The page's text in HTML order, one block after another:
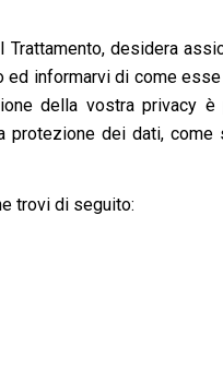
Trattamento, desidera
informarvi di come
della vostra privacy è
dei dati, come
trovi di seguito: